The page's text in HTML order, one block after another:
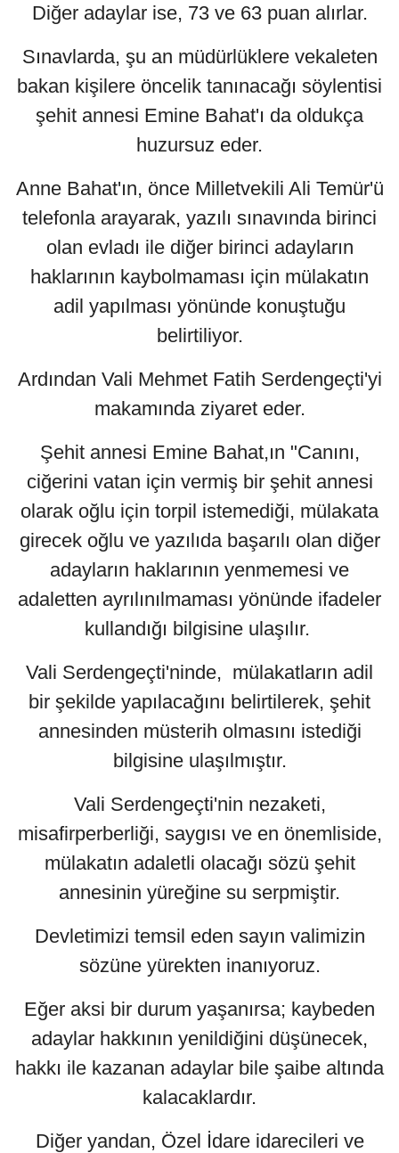
Diğer adaylar ise, 73 ve 63 puan alırlar.
Sınavlarda, şu an müdürlüklere vekaleten
bakan kişilere öncelik tanınacağı söylentisi
şehit annesi Emine Bahat'ı da oldukça
huzursuz eder.
Anne Bahat'ın, önce Milletvekili Ali Temür'ü
telefonla arayarak, yazılı sınavında birinci
olan evladı ile diğer birinci adayların
haklarının kaybolmaması için mülakatın
adil yapılması yönünde konuştuğu
belirtiliyor.
Ardından Vali Mehmet Fatih Serdengeçti'yi
makamında ziyaret eder.
Şehit annesi Emine Bahat,ın "Canını,
ciğerini vatan için vermiş bir şehit annesi
olarak oğlu için torpil istemediği, mülakata
girecek oğlu ve yazılıda başarılı olan diğer
adayların haklarının yenmemesi ve
adaletten ayrılınılmaması yönünde ifadeler
kullandığı bilgisine ulaşılır.
Vali Serdengeçti'ninde, mülakatların adil
bir şekilde yapılacağını belirtilerek, şehit
annesinden müsterih olmasını istediği
bilgisine ulaşılmıştır.
Vali Serdengeçti'nin nezaketi,
misafirperberliği, saygısı ve en önemliside,
mülakatın adaletli olacağı sözü şehit
annesinin yüreğine su serpmiştir.
Devletimizi temsil eden sayın valimizin
sözüne yürekten inanıyoruz.
Eğer aksi bir durum yaşanırsa; kaybeden
adaylar hakkının yenildiğini düşünecek,
hakkı ile kazanan adaylar bile şaibe altında
kalacaklardır.
Diğer yandan, Özel İdare idarecileri ve